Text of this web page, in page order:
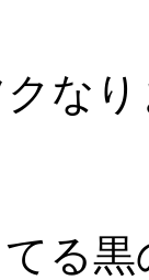
な
る